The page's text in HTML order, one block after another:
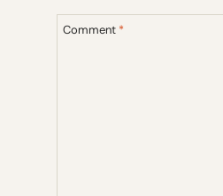
Comment *